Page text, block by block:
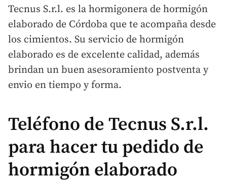
Tecnus S.r.l. es la hormigonera de hormigón
elaborado de Córdoba que te acompaña desde
los cimientos. Su servicio de hormigón
elaborado es de excelente calidad, además
brindan un buen asesoramiento postventa y
envio en tiempo y forma.
Teléfono de Tecnus S.r.l.
para hacer tu pedido de
hormigón elaborado